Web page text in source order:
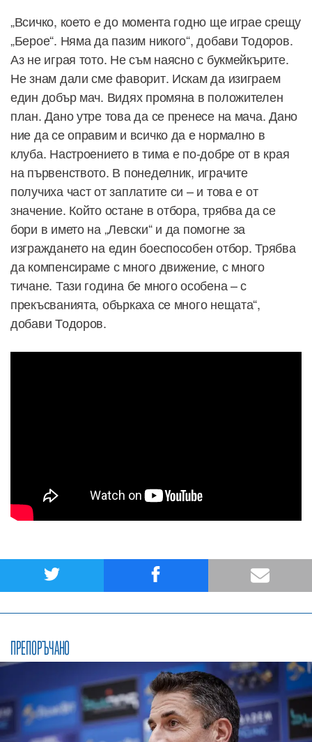
„Всичко, което е до момента годно ще играе срещу
„Берое“. Няма да пазим никого“, добави Тодоров.
Аз не играя тото. Не съм наясно с букмейкърите.
Не знам дали сме фаворит. Искам да изиграем
един добър мач. Видях промяна в положителен
план. Дано утре това да се пренесе на мача. Дано
ние да се оправим и всичко да е нормално в
клуба. Настроението в тима е по-добре от в края
на първенството. В понеделник, играчите
получиха част от заплатите си – и това е от
значение. Който остане в отбора, трябва да се
бори в името на „Левски“ и да помогне за
изграждането на един боеспособен отбор. Трябва
да компенсираме с много движение, с много
тичане. Тази година бе много особена – с
прекъсванията, объркаха се много нещата“,
добави Тодоров.
ПРЕПОРЪЧАНО